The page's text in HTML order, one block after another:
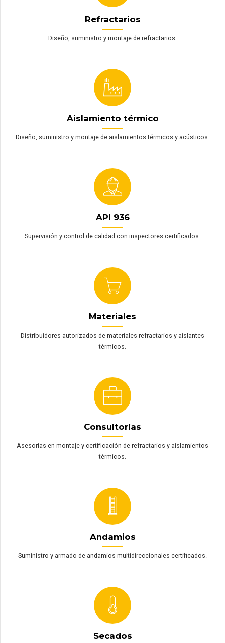
Refractarios
Diseño, suministro y montaje de refractarios.
Aislamiento térmico
Diseño, suministro y montaje de aislamientos térmicos y acústicos.
API 936
Supervisión y control de calidad con inspectores certificados.
Materiales
Distribuidores autorizados de materiales refractarios y aislantes
térmicos.
Consultorías
Asesorías en montaje y certificación de refractarios y aislamientos
térmicos.
Andamios
Suministro y armado de andamios multidireccionales certificados.
Secados